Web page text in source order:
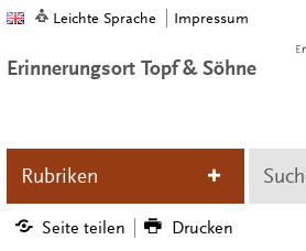
Leichte Sprache Impressum
Erinnerungsort Topf & Söhne
Rubriken
Seite teilen Drucken